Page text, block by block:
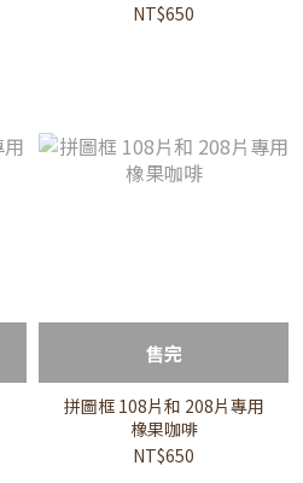
NT$650
售完
拼圖框 108片和 208片專用
橡果咖啡
NT$650